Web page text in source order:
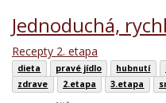
Jednoduchá,
Recepty 2. etapa
dieta pravé jídlo hubnutí
zdrave
2.etapa 3.etapa